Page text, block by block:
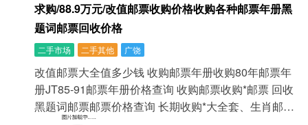
求购/88.9万元/改值邮票收购价格收购各种邮票年册黑
题词邮票回收价格
二手市场 二手其他 广饶
改值邮票大全值多少钱 收购邮票年册收购80年邮票年
册JT85-91邮票年册价格查询 收购邮票收购*邮票 回收
黑题词邮票邮票价格查询 长期收购*大全套、生肖邮…